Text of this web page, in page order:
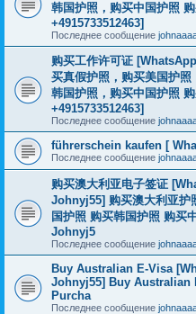
韩国护照，购买中国护照
+4915733512463]
Последнее сообщение
购买工作许可证
买真假护照，购买美国护
韩国护照，购买中国护照
+4915733512463]
Последнее сообщение
führerschein kaufen [
Последнее сообщение
购买澳大利亚电子签证
Johnyj55] 购买澳大利亚护
国护照 购买韩国护照 购买
Johnyj5
Последнее сообщение
Buy Australian E-Visa
Johnyj55] Buy Australian
Purcha
Последнее сообщение